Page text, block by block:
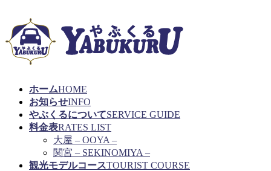
ホームHOME
お知らせINFO
やぶくるについてSERVICE GUIDE
料金表RATES LIST
大屋 – OOYA –
関宮 – SEKINOMIYA –
観光モデルコースTOURIST COURSE